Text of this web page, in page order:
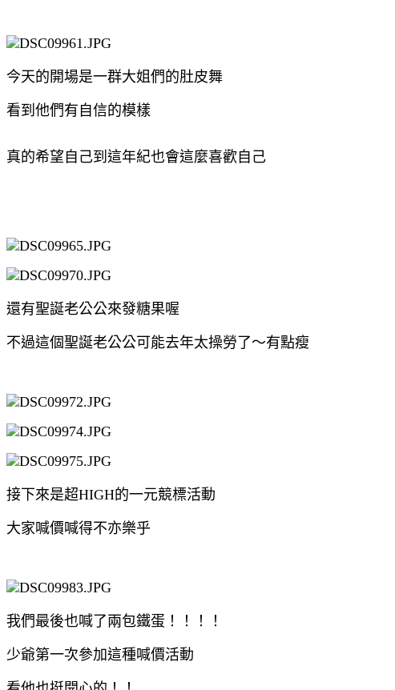
今天的開場是一群大姐們的肚皮舞
看到他們有自信的模樣
真的希望自己到這年紀也會這麼喜歡自己
還有聖誕老公公來發糖果喔
不過這個聖誕老公公可能去年太操勞了～有點瘦
接下來是超HIGH的一元競標活動
大家喊價喊得不亦樂乎
我們最後也喊了兩包鐵蛋！！！！
少爺第一次參加這種喊價活動